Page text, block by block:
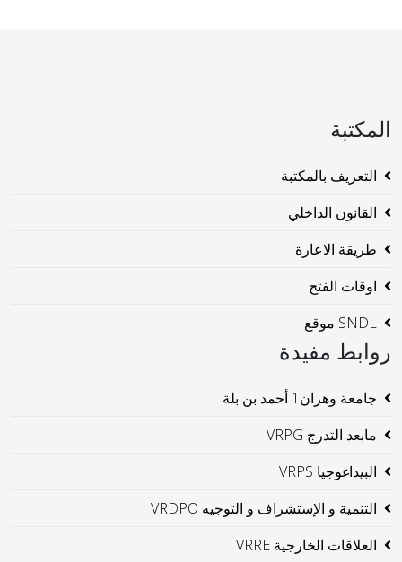
المكتبة
التعريف بالمكتبة
القانون الداخلي
طريقة الاعارة
اوقات الفتح
SNDL موقع
روابط مفيدة
جامعة وهران1 أحمد بن بلة
مابعد التدرج VRPG
البيداغوجيا VRPS
التنمية و الإستشراف و التوجيه VRDPO
العلاقات الخارجية VRRE